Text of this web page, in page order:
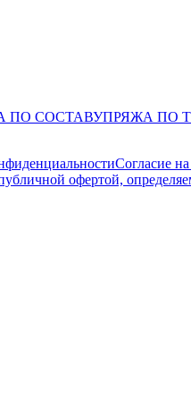
ПО СОСТАВУПРЯЖА ПО
Согласие
офертой,